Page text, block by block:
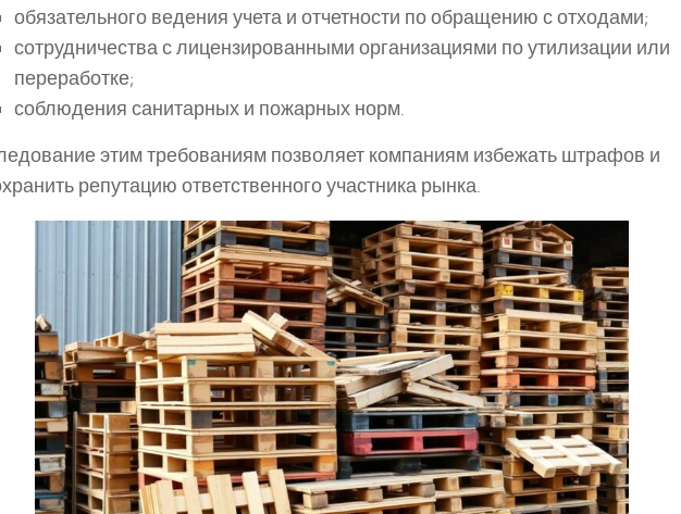
обязательного ведения учета и отчетности по обращению с отходами;
сотрудничества с лицензированными организациями по утилизации или
переработке;
соблюдения санитарных и пожарных норм.
этим требованиям позволяет компаниям избежать штрафов и
репутацию ответственного участника рынка.